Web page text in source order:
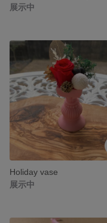
展示中
Holiday vase
展示中